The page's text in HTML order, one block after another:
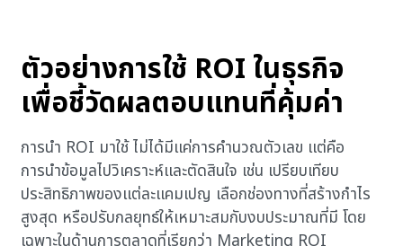
ตัวอย่างการใช้ ROI ในธุรกิจ
เพื่อชี้วัดผลตอบแทนที่คุ้มค่า
การนำ ROI มาใช้ ไม่ได้มีแค่การคำนวณตัวเลข แต่คือ
การนำข้อมูลไปวิเคราะห์และตัดสินใจ เช่น เปรียบเทียบ
ประสิทธิภาพของแต่ละแคมเปญ เลือกช่องทางที่สร้างกำไร
สูงสุด หรือปรับกลยุทธ์ให้เหมาะสมกับงบประมาณที่มี โดย